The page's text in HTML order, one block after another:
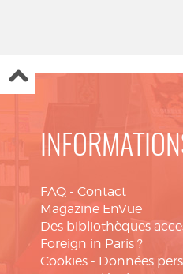
FAQ - Contact
Magazine EnVue
Des bibliothèques
Foreign in Paris ?
Cookies - Données